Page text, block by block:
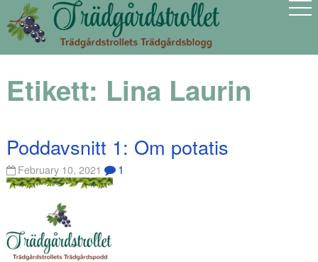
Etikett: Lina Laurin
Poddavsnitt 1: Om potatis
February 10, 2021 1